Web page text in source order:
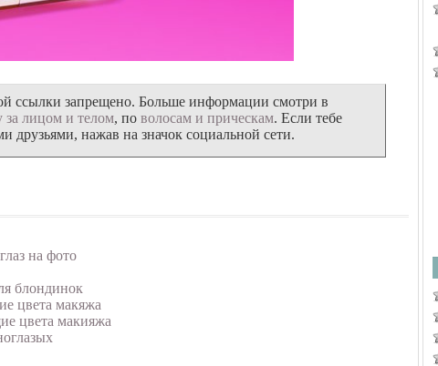
ссылки запрещено. Больше информации смотри в
за лицом и телом, по волосам и прическам. Если тебе
друзьями, нажав на значок социальной сети.
на фото
блондинок
цвета макяжа
цвета макияжа